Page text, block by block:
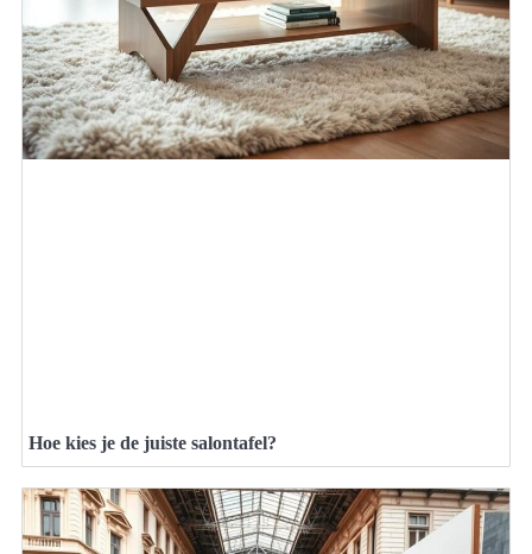
Hoe kies je de juiste salontafel?